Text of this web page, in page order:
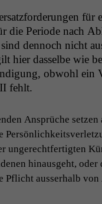
für
die Peri­ode nach
den­noch nicht
hier das­selbe wie
obwohl ein
II fehlt.
Ansprüche set­zen
ungerecht­fer­tigten
hin­aus­ge­ht, oder
Pflicht ausser­halb von